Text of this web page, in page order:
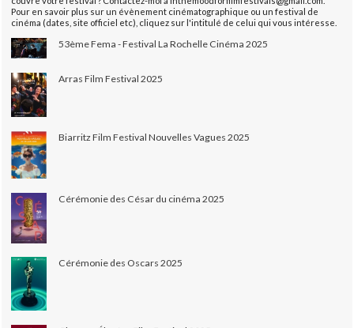
Pour en savoir plus sur un évènement cinématographique ou un festival de
cinéma (dates, site officiel etc), cliquez sur l'intitulé de celui qui vous intéresse.
53ème Fema - Festival La Rochelle Cinéma 2025
Arras Film Festival 2025
Biarritz Film Festival Nouvelles Vagues 2025
Cérémonie des César du cinéma 2025
Cérémonie des Oscars 2025